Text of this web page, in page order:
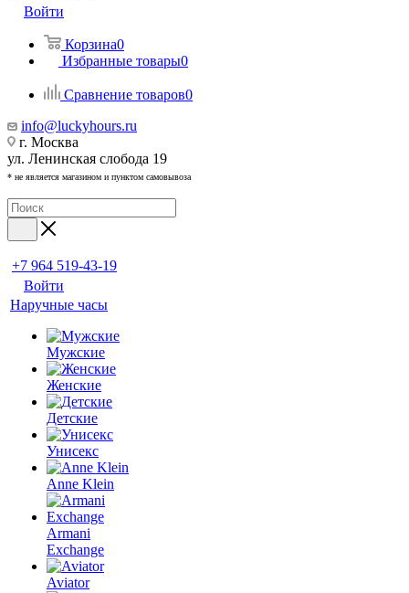
Войти
Корзина0
Избранные товары0
Сравнение товаров0
info@luckyhours.ru
г. Москва
ул. Ленинская слобода 19
* не является магазином и пунктом самовывоза
+7 964 519-43-19
Войти
Наручные часы
Мужские
Женские
Детские
Унисекс
Anne Klein
Armani
Exchange
Aviator